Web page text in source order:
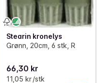
(63)
Stearin kronelys
Grønn, 20cm, 6 stk, R
66,30 kr
11,05 kr /stk